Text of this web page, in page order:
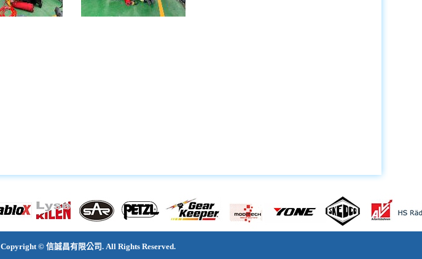
Copyright © 信誠昌有限公司. All Rights Reserved.